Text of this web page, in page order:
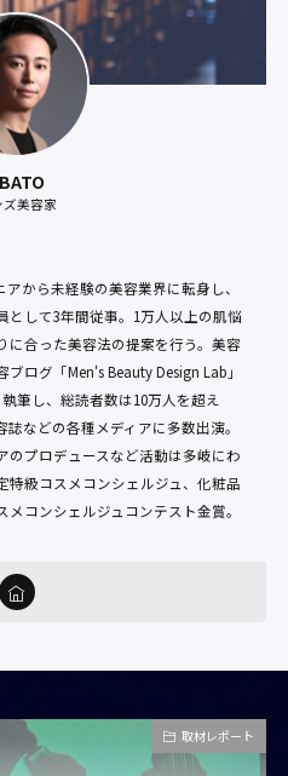
ズ美容家
から未経験の美容業界に転身し、
として3年間従事。1万人以上の肌悩
に合った美容法の提案を行う。美容
ログ「Men's Beauty Design Lab」
筆し、総読者数は10万人を超え
などの各種メディアに多数出演。
のプロデュースなど活動は多岐にわ
特級コスメコンシェルジュ、化粧品
コンシェルジュコンテスト金賞。
取材レポート